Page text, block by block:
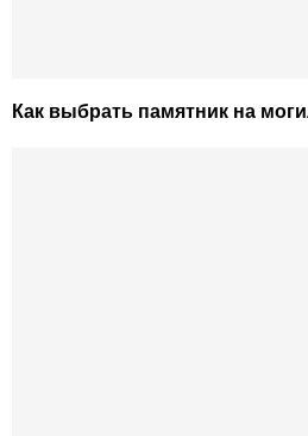
Как выбрать памятник на